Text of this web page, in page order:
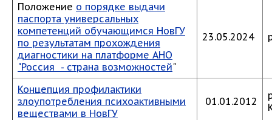
Положение о порядке выдачи
паспорта универсальных
компетенций обучающимся НовГУ
по результатам прохождения
диагностики на платформе АНО
"Россия - страна возможностей"
23.05.2024
Концепция профилактики
злоупотребления психоактивными
веществами в НовГУ
01.01.2012